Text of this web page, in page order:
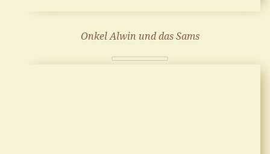
Onkel Alwin und das Sams